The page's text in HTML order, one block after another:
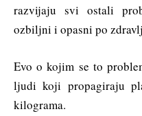
razvijaju svi ostali
ozbiljni i opasni po
Evo o kojim se to
ljudi koji propagiraju
kilograma.